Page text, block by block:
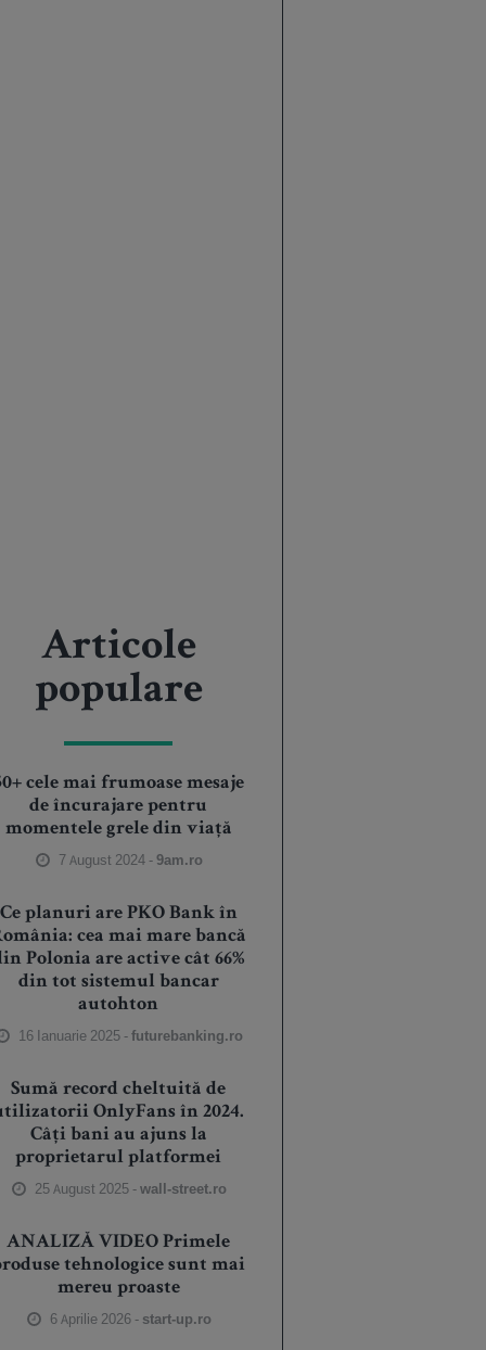
Articole
populare
cele mai frumoase mesaje
de încurajare pentru
momentele grele din viață
7 August 2024 -9am.ro
Ce planuri are PKO Bank în
cea mai mare bancă
Polonia are active cât 66%
din tot sistemul bancar
autohton
16 Ianuarie 2025 -futurebanking.ro
Sumă record cheltuită de
OnlyFans în 2024.
Câți bani au ajuns la
proprietarul platformei
25 August 2025 -wall-street.ro
ANALIZĂ VIDEO Primele
tehnologice sunt mai
mereu proaste
6 Aprilie 2026 - start-up.ro